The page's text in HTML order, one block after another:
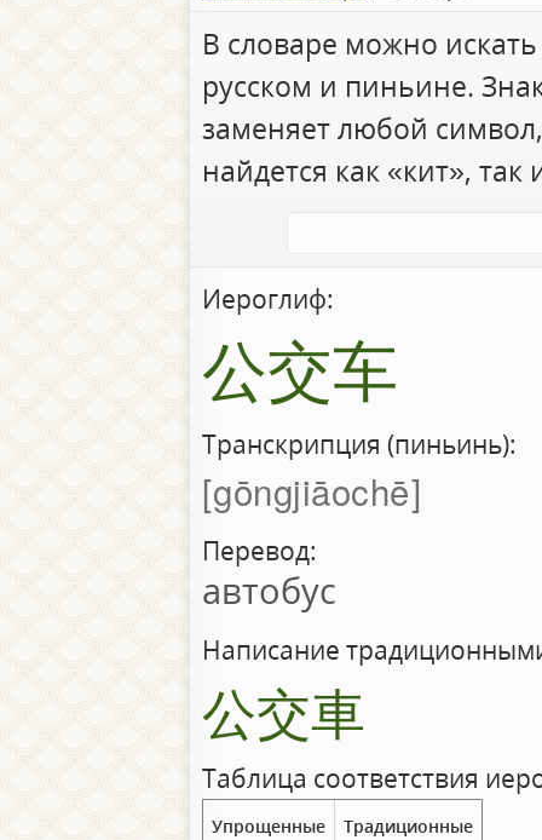
В словаре можно
русском и пиньине.
заменяет любой
найдется как «кит», так
Иероглиф:
公交车
Транскрипция (пиньинь):
gōngjiāochē
Перевод:
автобус
Написание
公交車
Таблица соответствия
Упрощенные Традиционные